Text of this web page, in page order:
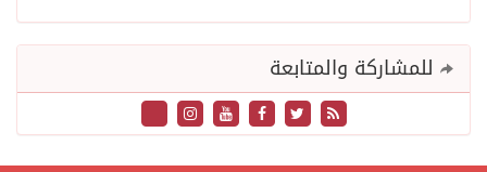
للمشاركة والمتابعة